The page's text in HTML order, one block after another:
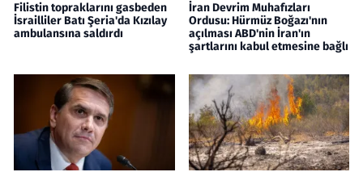
Filistin topraklarını gasbeden
İsrailliler Batı Şeria'da Kızılay
ambulansına saldırdı
İran Devrim Muhafızları
Ordusu: Hürmüz Boğazı'nın
açılması ABD'nin İran'ın
şartlarını kabul etmesine bağlı